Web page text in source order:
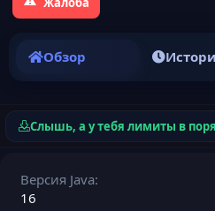
Обзор
Слышь, а у тебя лимиты в
Версия Java
16